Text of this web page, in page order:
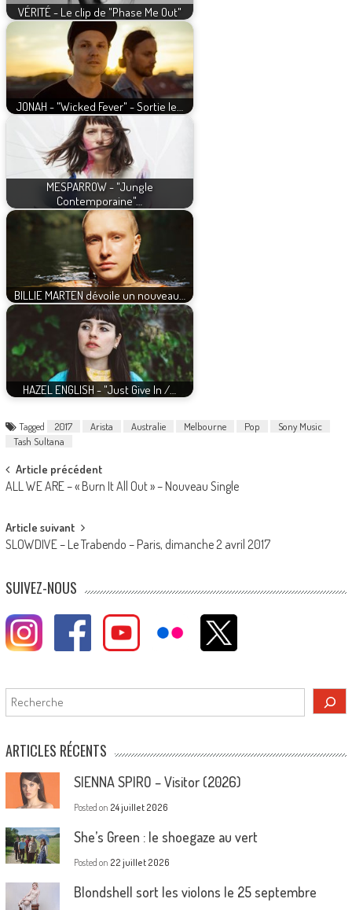
VÉRITÉ - Le clip de "Phase Me Out"
JONAH - "Wicked Fever" - Sortie le…
MESPARROW - "Jungle
Contemporaine"…
BILLIE MARTEN dévoile un nouveau…
HAZEL ENGLISH - "Just Give In /…
Tagged 2017 Arista Australie Melbourne Pop
Sony Music
Tash Sultana
Post
navigation
Article précédent
ALL WE ARE – « Burn It All Out » – Nouveau Single
Article suivant
SLOWDIVE – Le Trabendo – Paris, dimanche 2 avril 2017
SUIVEZ-NOUS
Rechercher
ARTICLES RÉCENTS
SIENNA SPIRO – Visitor (2026)
Posted on 24 juillet 2026
She’s Green : le shoegaze au vert
Posted on 22 juillet 2026
Blondshell sort les violons le 25 septembre